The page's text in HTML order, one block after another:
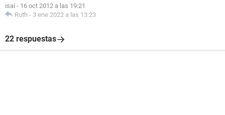
isai - 16 oct 2012 a las 19:21
Ruth - 3 ene 2022 a las 13:23
22 respuestas